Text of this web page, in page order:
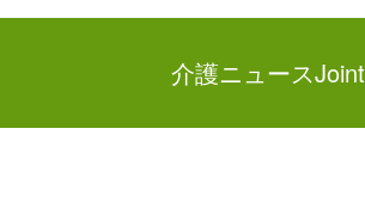
介護ニュースJoint